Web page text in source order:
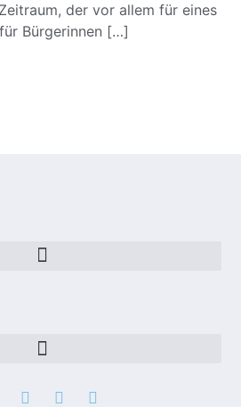
der vor allem für eines
Bürgerinnen […]